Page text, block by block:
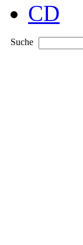
CD
Suche